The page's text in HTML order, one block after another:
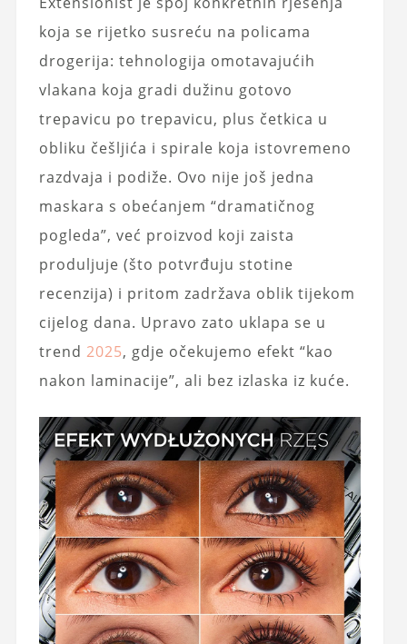
koja se rijetko susreću na policama
drogerija: tehnologija omotavajućih
vlakana koja gradi dužinu gotovo
trepavicu po trepavicu, plus četkica u
obliku češljića i spirale koja istovremeno
razdvaja i podiže. Ovo nije još jedna
maskara s obećanjem “dramatičnog
pogleda”, već proizvod koji zaista
produljuje (što potvrđuju stotine
recenzija) i pritom zadržava oblik tijekom
cijelog dana. Upravo zato uklapa se u
trend 2025, gdje očekujemo efekt “kao
nakon laminacije”, ali bez izlaska iz kuće.